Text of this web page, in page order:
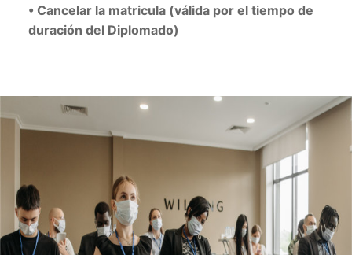
• Cancelar la matricula (válida por el tiempo de
duración del Diplomado)